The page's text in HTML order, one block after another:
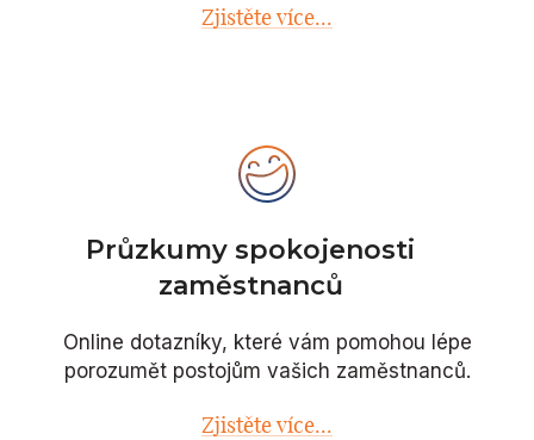
Zjistěte více...
Průzkumy spokojenosti
zaměstnanců
Online dotazníky, které vám pomohou lépe
porozumět postojům vašich zaměstnanců.
Zjistěte více...